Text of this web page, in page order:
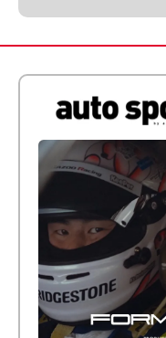
倒す相手を、信